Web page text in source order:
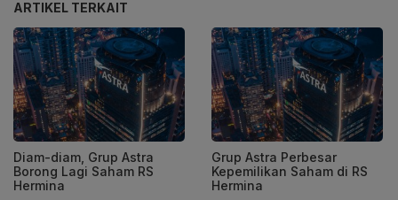
ARTIKEL TERKAIT
Diam-diam, Grup Astra
Borong Lagi Saham RS
Hermina
Grup Astra Perbesar
Kepemilikan Saham di RS
Hermina